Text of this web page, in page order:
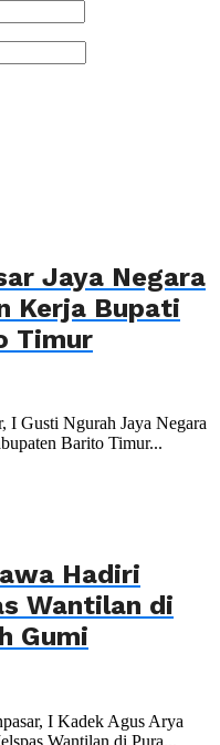
Jaya Negara
Kerja Bupati
Timur
I Gusti Ngurah Jaya Negara
Barito Timur...
Hadiri
Wantilan di
Gumi
I Kadek Agus Arya
Wantilan di Pura...